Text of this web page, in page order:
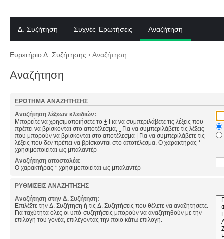
Δ. Συζήτηση Συχνές Ερωτήσεις Αναζήτηση
Ευρετήριο Δ. Συζήτησης ‹ Αναζήτηση
Αναζήτηση
ΕΡΏΤΗΜΑ ΑΝΑΖΉΤΗΣΗΣ
Αναζήτηση λέξεων κλειδιών:
Μπορείτε να χρησιμοποιήσετε το + Για να συμπεριλάβετε τις λέξεις που
πρέπει να βρίσκονται στο αποτέλεσμα, - Για να συμπεριλάβετε τις λέξεις
που μπορούν να βρίσκονται στο αποτέλεσμα | Για να συμπεριλάβετε τις
λέξεις που δεν πρέπει να βρίσκονται στο αποτέλεσμα. Ο χαρακτήρας *
χρησιμοποιείται ως μπαλαντέρ
Αναζήτηση αποστολέα:
Ο χαρακτήρας * χρησιμοποιείται ως μπαλαντέρ
ΡΥΘΜΊΣΕΙΣ ΑΝΑΖΉΤΗΣΗΣ
Αναζήτηση στην Δ. Συζήτηση:
Επιλέξτε την Δ. Συζήτηση ή τις Δ. Συζητήσεις που θέλετε να αναζητήσετε.
Για ταχύτητα όλες οι υπό-συζητήσεις μπορούν να αναζητηθούν με την
επιλογή του γονέα, επιλέγοντας την ποιο κάτω επιλογή.